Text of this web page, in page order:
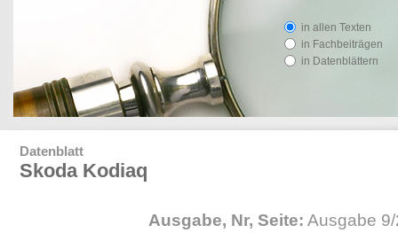
in allen Texten
in Fachbeiträgen
in Datenblättern
Datenblatt
Skoda Kodiaq
Ausgabe, Nr, Seite: Ausgabe